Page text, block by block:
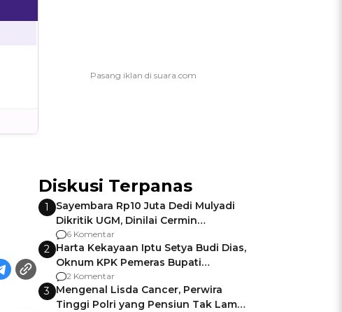
Diskusi Terpanas
1
Sayembara Rp10 Juta Dedi Mulyadi
Dikritik UGM, Dinilai Cermin
Gagalnya Negara Jamin Keamanan
6 Komentar
2 Harta Kekayaan Iptu Setya Budi Dias,
Oknum KPK Pemeras Bupati
Pemalang
2 Komentar
3 Mengenal Lisda Cancer, Perwira
Tinggi Polri yang Pensiun Tak Lama